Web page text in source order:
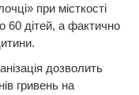
при місткості
60 дітей, а фактично
дозволить
гривень на